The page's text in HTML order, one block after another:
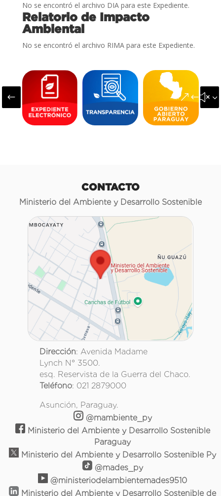
No se encontró el archivo DIA para este Expediente.
Relatorio de Impacto
Ambiental
No se encontró el archivo RIMA para este Expediente.
#
CONTACTO
Ministerio del Ambiente y Desarrollo Sostenible
Dirección: Avenida Madame
Lynch N° 3500.
esq. Reservista de la Guerra del Chaco.
Teléfono: 021 2879000
Asunción, Paraguay.
@mambiente_py
Ministerio del Ambiente y Desarrollo Sostenible
Paraguay
Ministerio del Ambiente y Desarrollo Sostenible Py
@mades_py
@ministeriodelambientemades9510
Ministerio del Ambiente y Desarrollo Sostenible de